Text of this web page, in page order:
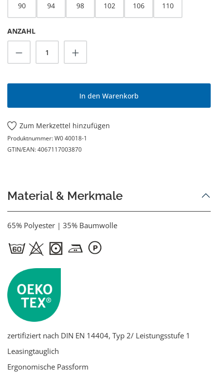
90 94 98 102 106 110
ANZAHL
Produkt Anzahl: Gib den gewünschten
In den Warenkorb
Zum Merkzettel hinzufügen
Produktnummer:W0 40018-1
GTIN/EAN:4067117003870
Material & Merkmale
65% Polyester | 35% Baumwolle
zertifiziert nach DIN EN 14404, Typ 2/ Leistungsstufe 1
Leasingtauglich
Ergonomische Passform